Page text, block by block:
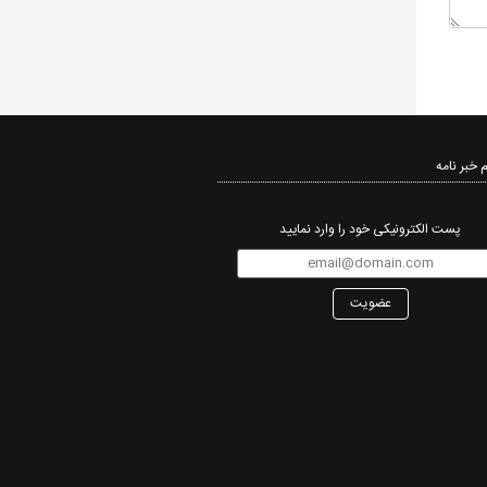
خبر نامه‌
پست الکترونیکی خود را وارد نمایید
عضویت